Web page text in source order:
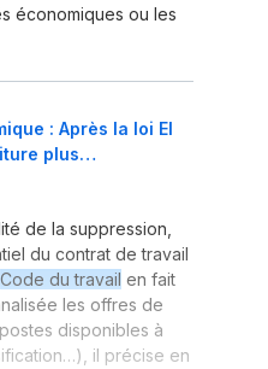
économiques ou les
: Après la loi El
plus…
de la suppression,
du contrat de travail
Code du travail en fait
les offres de
disponibles à
il précise en